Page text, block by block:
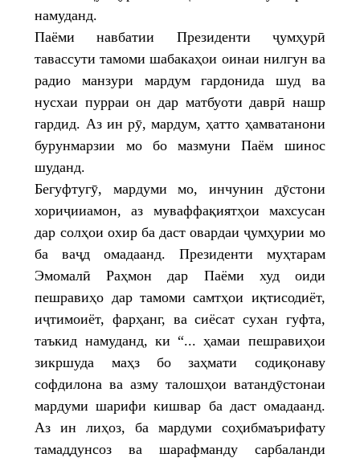
намуданд.
Паёми навбатии Президенти ҷумҳурӣ
тавассути тамоми шабакаҳои оинаи нилгун ва
радио манзури мардум гардонида шуд ва
нусхаи пурраи он дар матбуоти даврӣ нашр
гардид. Аз ин рӯ, мардум, ҳатто ҳамватанони
бурунмарзии мо бо мазмуни Паём шинос
шуданд.
Бегуфтугӯ, мардуми мо, инчунин дӯстони
хориҷииамон, аз муваффақиятҳои махсусан
дар солҳои охир ба даст овардаи ҷумҳурии мо
ба ваҷд омадаанд. Президенти муҳтарам
Эмомалӣ Раҳмон дар Паёми худ оиди
пешравиҳо дар тамоми самтҳои иқтисодиёт,
иҷтимоиёт, фарҳанг, ва сиёсат сухан гуфта,
таъкид намуданд, ки “... ҳамаи пешравиҳои
зикршуда маҳз бо заҳмати содиқонаву
софдилона ва азму талошҳои ватандӯстонаи
мардуми шарифи кишвар ба даст омадаанд.
Аз ин лиҳоз, ба мардуми соҳибмаърифату
тамаддунсоз ва шарафманду сарбаланди